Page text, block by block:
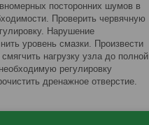
посторонних шумов в
Проверить червячную
Нарушение
уровень смазки. Произвести
нагрузку узла до полной
регулировку
дренажное отверстие.